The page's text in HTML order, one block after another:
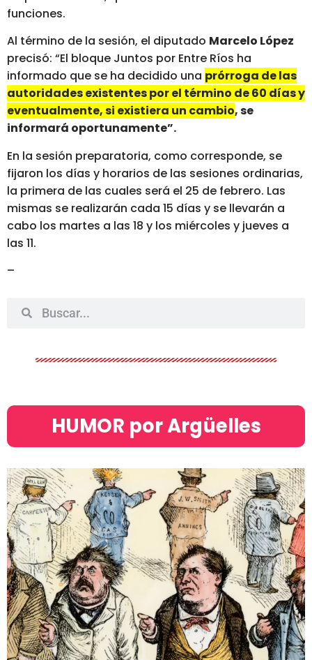
funciones.
Al término de la sesión, el diputado Marcelo López
precisó: “El bloque Juntos por Entre Ríos ha
informado que se ha decidido una prórroga de las
autoridades existentes por el término de 60 días y
eventualmente, si existiera un cambio, se
informará oportunamente”.
En la sesión preparatoria, como corresponde, se
fijaron los días y horarios de las sesiones ordinarias,
la primera de las cuales será el 25 de febrero. Las
mismas se realizarán cada 15 días y se llevarán a
cabo los martes a las 18 y los miércoles y jueves a
las 11.
–
HUMOR por Argüelles​